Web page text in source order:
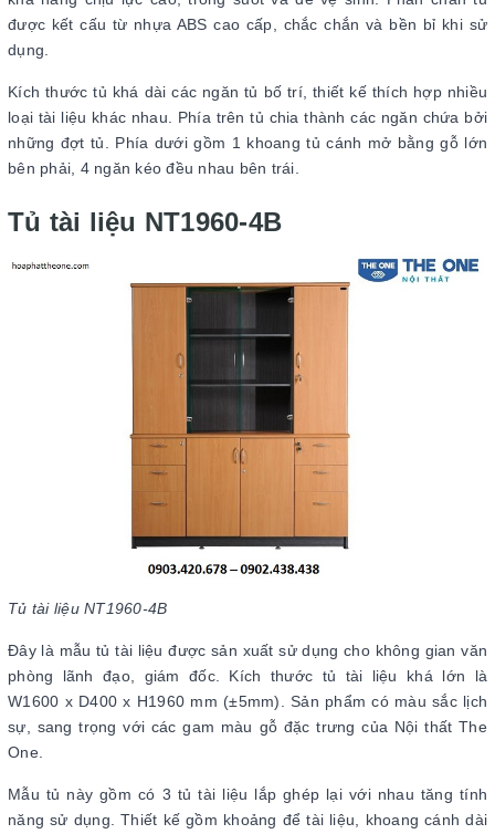
được kết cấu từ nhựa ABS cao cấp, chắc chắn và bền bỉ khi sử
dụng.
Kích thước tủ khá dài các ngăn tủ bố trí, thiết kế thích hợp nhiều
loại tài liệu khác nhau. Phía trên tủ chia thành các ngăn chứa bởi
những đợt tủ. Phía dưới gồm 1 khoang tủ cánh mở bằng gỗ lớn
bên phải, 4 ngăn kéo đều nhau bên trái.
Tủ tài liệu NT1960-4B
Tủ tài liệu NT1960-4B
Đây là mẫu tủ tài liệu được sản xuất sử dụng cho không gian văn
phòng lãnh đạo, giám đốc. Kích thước tủ tài liệu khá lớn là
W1600 x D400 x H1960 mm (±5mm). Sản phẩm có màu sắc lịch
sự, sang trọng với các gam màu gỗ đặc trưng của Nội thất The
One.
Mẫu tủ này gồm có 3 tủ tài liệu lắp ghép lại với nhau tăng tính
năng sử dụng. Thiết kế gồm khoảng để tài liệu, khoang cánh dài